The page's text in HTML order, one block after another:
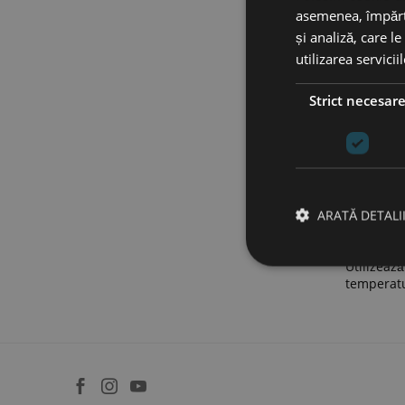
Luxury
−
asemenea,
și analiză, care
utilizarea
Strict necesare
ARATĂ